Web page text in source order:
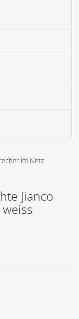
im Netz
Jianco